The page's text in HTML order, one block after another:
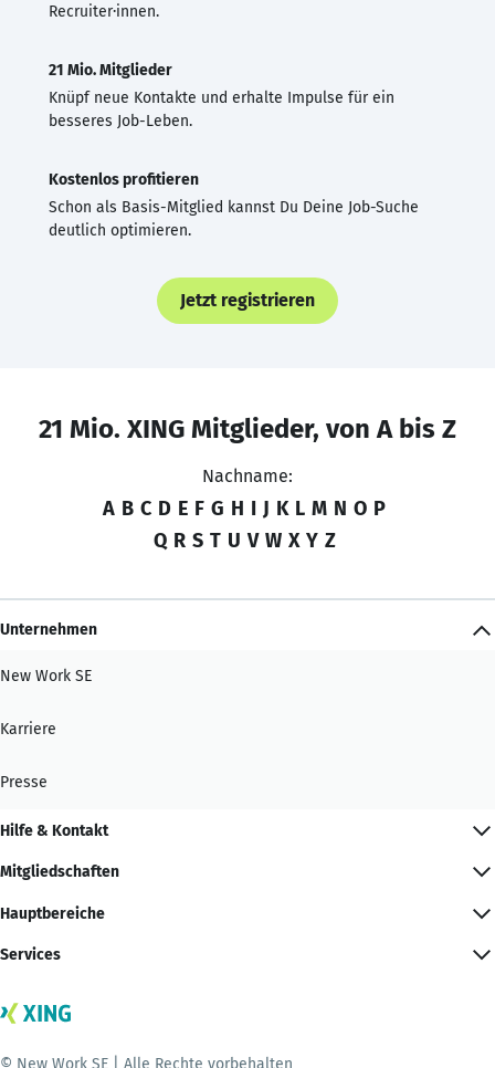
Recruiter·innen.
21 Mio. Mitglieder
Knüpf neue Kontakte und erhalte Impulse für ein
besseres Job-Leben.
Kostenlos profitieren
Schon als Basis-Mitglied kannst Du Deine Job-Suche
deutlich optimieren.
Jetzt registrieren
21 Mio. XING Mitglieder, von A bis Z
Nachname:
A B C D E F G H I J K L M N O P
Q R S T U V W X Y Z
Unternehmen
New Work SE
Karriere
Presse
Hilfe & Kontakt
Mitgliedschaften
Hauptbereiche
Services
© New Work SE | Alle Rechte vorbehalten